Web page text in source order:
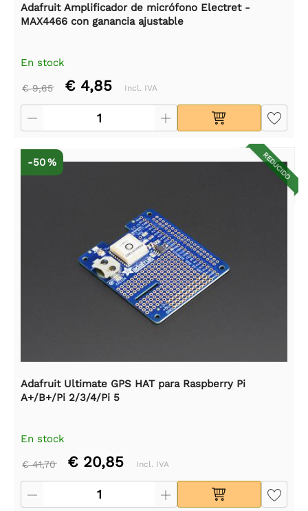
Adafruit Amplificador de micrófono Electret -
MAX4466 con ganancia ajustable
En stock
€ 9,65 € 4,85 Incl. IVA
REDUCIDO
-50 %
Adafruit Ultimate GPS HAT para Raspberry Pi
A+/B+/Pi 2/3/4/Pi 5
En stock
€ 41,70 € 20,85 Incl. IVA